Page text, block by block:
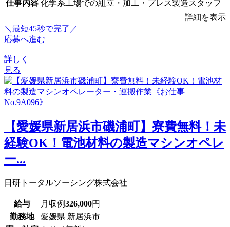
仕事内容 化学系工場での組立・加工・プレス製造スタッフ
詳細を表示
＼最短45秒で完了／
応募へ進む
詳しく
見る
【愛媛県新居浜市磯浦町】寮費無料！未
経験OK！電池材料の製造マシンオペレ
ー...
日研トータルソーシング株式会社
給与 月収例326,000円
勤務地
愛媛県 新居浜市